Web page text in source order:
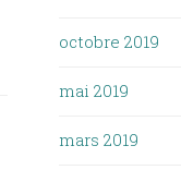
octobre 2019
mai 2019
mars 2019